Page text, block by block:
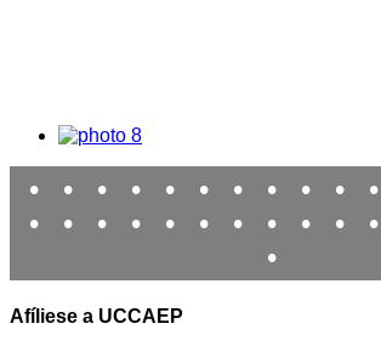
• • • • • • • • • • •
•
• • • • • • • • • •
•
Afíliese a UCCAEP